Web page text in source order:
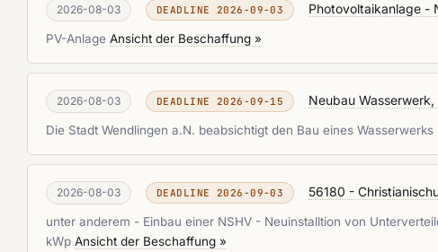
2026-08-03 DEADLINE 2026-09-03 Photovoltaikanlage -
PV-Anlage Ansicht der Beschaffung »
2026-08-03 DEADLINE 2026-09-15 Neubau
Die Stadt Wendlingen a.N. beabsichtigt den Bau eines
2026-08-03 DEADLINE 2026-09-03 56180 -
unter anderem - Einbau einer NSHV - Neuinstalltion von
kWp Ansicht der Beschaffung »